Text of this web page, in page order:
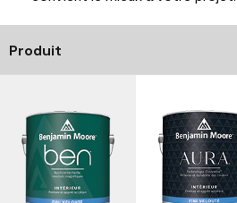
Produit